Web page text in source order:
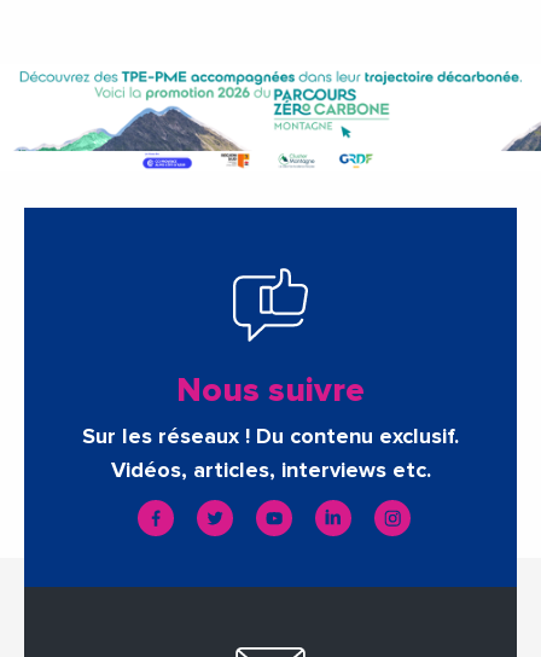
Nous suivre
Sur les réseaux ! Du contenu exclusif.
Vidéos, articles, interviews etc.